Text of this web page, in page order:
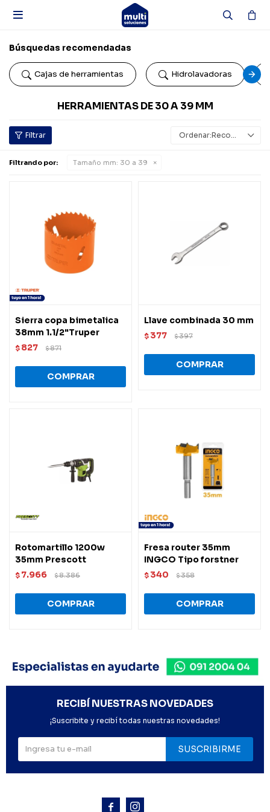

Búsquedas recomendadas
Cajas de herramientas Hidrolavadoras
HERRAMIENTAS DE 30 A 39 MM
Recomendados
Filtrando por: Tamaño mm: 30 a 39
Sierra copa bimetalica
38mm 1.1/2"Truper
$ 827 $871
Llave combinada 30 mm
$ 377 $397
Rotomartillo 1200w
35mm Prescott
$ 7.966 $8.386
Fresa router 35mm
INGCO Tipo forstner
$ 340 $358
 
RECIBÍ NUESTRAS NOVEDADES
¡Suscribite y recibí todas nuestras novedades!
SUSCRIBIRME